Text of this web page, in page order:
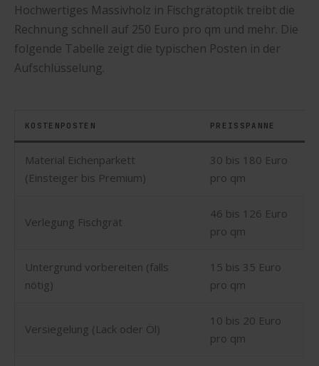
Hochwertiges Massivholz in Fischgrätoptik treibt die
Rechnung schnell auf 250 Euro pro qm und mehr. Die
folgende Tabelle zeigt die typischen Posten in der
Aufschlüsselung.
KOSTENPOSTEN PREISSPANNE
Material Eichenparkett
(Einsteiger bis Premium)
30 bis 180 Euro
pro qm
Verlegung Fischgrät
46 bis 126 Euro
pro qm
Untergrund vorbereiten (falls
nötig)
15 bis 35 Euro
pro qm
Versiegelung (Lack oder Öl)
10 bis 20 Euro
pro qm